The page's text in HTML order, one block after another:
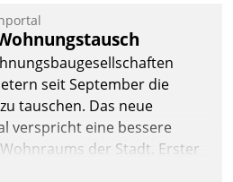
seit September die
tauschen. Das neue
verspricht eine bessere
der Stadt. Erster
Lösung API-Hub mit